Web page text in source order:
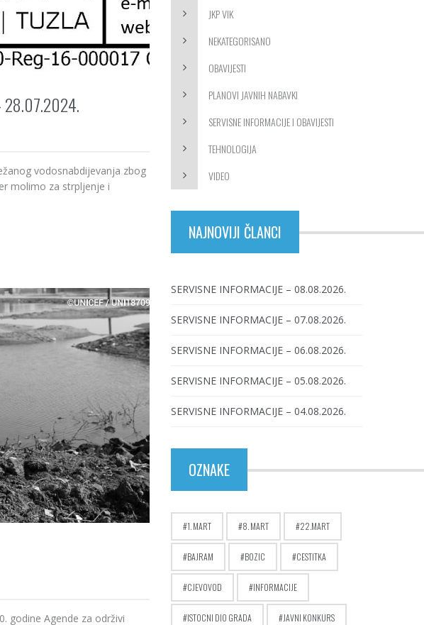
28.07.2024.
vodosnabdijevanja zbog
molimo za strpljenje i
godine Agende za održivi
JKP VIK
NEKATEGORISANO
OBAVIJESTI
PLANOVI JAVNIH NABAVKI
SERVISNE INFORMACIJE I OBAVIJESTI
TEHNOLOGIJA
VIDEO
NAJNOVIJI ČLANCI
SERVISNE INFORMACIJE – 08.08.2026.
SERVISNE INFORMACIJE – 07.08.2026.
SERVISNE INFORMACIJE – 06.08.2026.
SERVISNE INFORMACIJE – 05.08.2026.
SERVISNE INFORMACIJE – 04.08.2026.
OZNAKE
1. MART 8. MART 22.MART
BAJRAM BOZIC CESTITKA
CJEVOVOD INFORMACIJE
ISTOCNI DIO GRADA JAVNI KONKURS